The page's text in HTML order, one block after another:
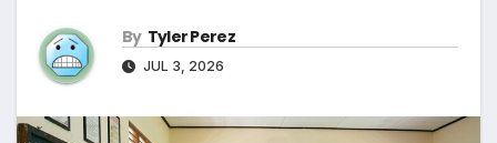
By Tyler Perez
JUL 3, 2026